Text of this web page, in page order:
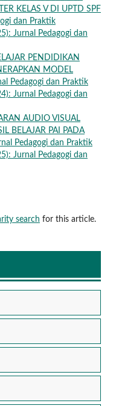
KELAS V DI UPTD SPF
dan Praktik
Jurnal Pedagogi dan
PENDIDIKAN
MODEL
Pedagogi dan Praktik
Jurnal Pedagogi dan
AUDIO VISUAL
BELAJAR PAI PADA
Pedagogi dan Praktik
Jurnal Pedagogi dan
search for this article.